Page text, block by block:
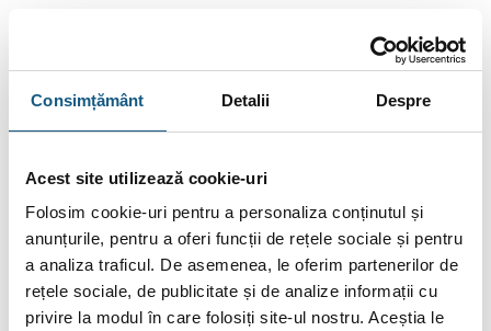
Consimțământ Detalii Despre
Acest site utilizează cookie-uri
Folosim cookie-uri pentru a personaliza conținutul și
anunțurile, pentru a oferi funcții de rețele sociale și pentru
a analiza traficul. De asemenea, le oferim partenerilor de
rețele sociale, de publicitate și de analize informații cu
privire la modul în care folosiți site-ul nostru. Aceștia le
Utilizarea unui cazan din oțel pe combustibil solid Woody este
susține un sistem de încălzire, încălzirea agentului termic fiind
făcută cu ajutorul unui combustibil solid.
Principiul de funcționare Cazan din otel pe combustibil
Cazanul funcționează pe principiul circulației orizontale a